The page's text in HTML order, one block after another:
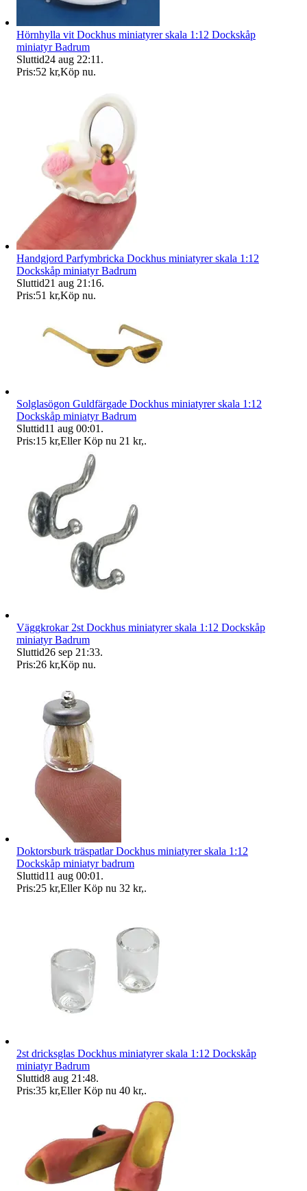
Hörnhylla vit Dockhus miniatyrer skala 1:12 Dockskåp
miniatyr Badrum
Sluttid24 aug 22:11 .
Pris:52 kr,Köp nu.
Handgjord Parfymbricka Dockhus miniatyrer skala 1:12
Dockskåp miniatyr Badrum
Sluttid21 aug 21:16.
Pris:51 kr,Köp nu.
Solglasögon Guldfärgade Dockhus miniatyrer skala 1:12
Dockskåp miniatyr Badrum
Sluttid11 aug 00:01 .
Pris:15 kr,Eller Köp nu 21 kr,.
Väggkrokar 2st Dockhus miniatyrer skala 1:12 Dockskåp
miniatyr Badrum
Sluttid26 sep 21:33.
Pris:26 kr,Köp nu.
Doktorsburk träspatlar Dockhus miniatyrer skala 1:12
Dockskåp miniatyr badrum
Sluttid11 aug 00:01 .
Pris:25 kr,Eller Köp nu 32 kr,.
2st dricksglas Dockhus miniatyrer skala 1:12 Dockskåp
miniatyr Badrum
Sluttid8 aug 21:48.
Pris:35 kr,Eller Köp nu 40 kr,.